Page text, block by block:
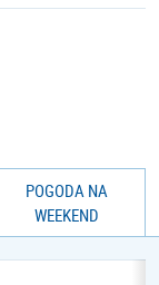
POGODA NA
WEEKEND